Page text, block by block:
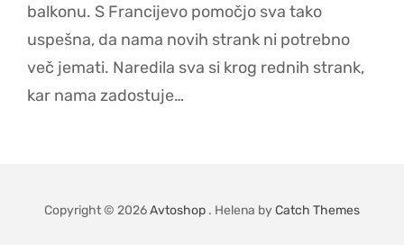
balkonu. S Francijevo pomočjo sva tako
uspešna, da nama novih strank ni potrebno
več jemati. Naredila sva si krog rednih strank,
kar nama zadostuje…
Copyright © 2026Avtoshop . Helena byCatch Themes